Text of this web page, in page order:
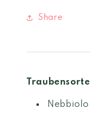
Share
Nebbiolo